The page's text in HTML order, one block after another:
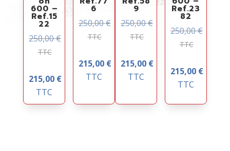
600 –
Ref.15
22
250,00€
TTC
215,00 €
TTC
6
250,00€
TTC
215,00 €
TTC
9
250,00€
TTC
215,00 €
TTC
Ref.23
82
250,00€
TTC
215,00 €
TTC